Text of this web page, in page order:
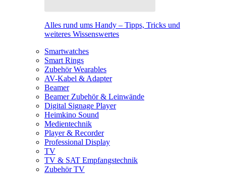
Alles rund ums Handy – Tipps, Tricks und
weiteres Wissenswertes
Smartwatches
Smart Rings
Zubehör Wearables
AV-Kabel & Adapter
Beamer
Beamer Zubehör & Leinwände
Digital Signage Player
Heimkino Sound
Medientechnik
Player & Recorder
Professional Display
TV
TV & SAT Empfangstechnik
Zubehör TV